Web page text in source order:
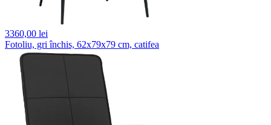
3360,00 lei
Fotoliu, gri închis, 62x79x79 cm, catifea